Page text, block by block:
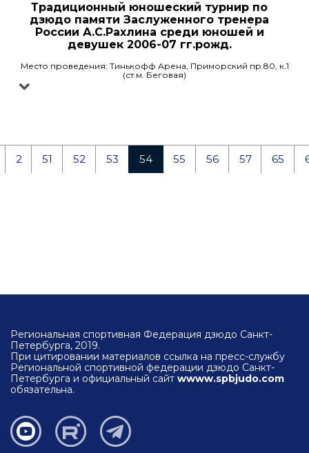
Традиционный юношеский турнир по
дзюдо памяти Заслуженного тренера
России А.С.Рахлина среди юношей и
девушек 2006-07 гг.рожд.
Место проведения: Тинькофф Арена, Приморский пр.80, к.1
(ст.м. Беговая)
2 51 52 53 54 55 56 57 65
Региональная спортивная Федерация дзюдо Санкт-
Петербурга, 2019.
При цитировании материалов ссылка на пресс-службу
Региональной спортивной федерации дзюдо Санкт-
Петербурга и официальный сайт wwww.spbjudo.com
обязательна.